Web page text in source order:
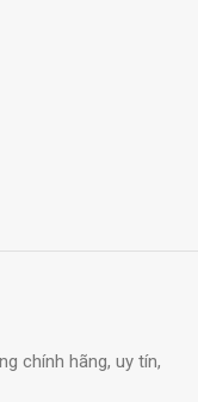
chính hãng, uy tín,